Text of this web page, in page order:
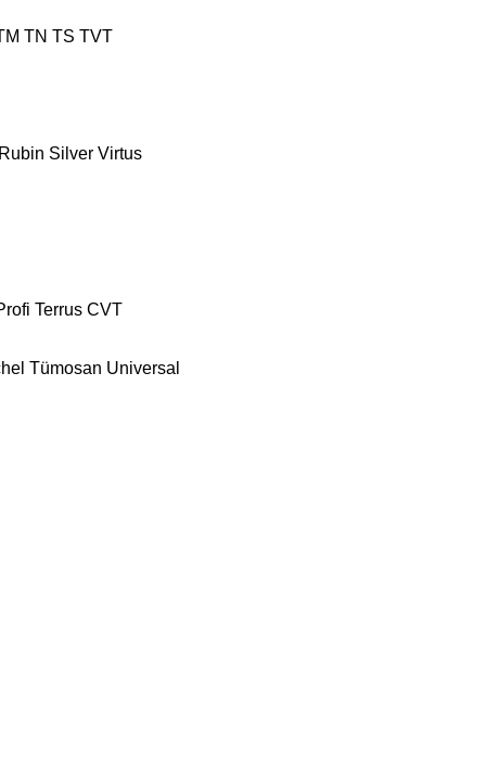
TN TS TVT
Silver Virtus
Terrus CVT
Tümosan Universal